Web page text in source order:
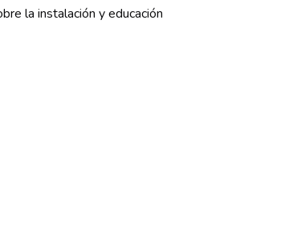
la instalación y educación